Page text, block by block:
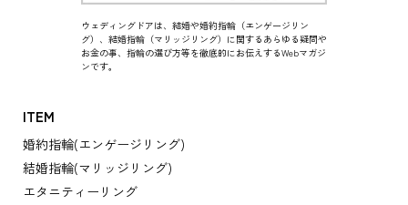
ウェディングドアは、結婚や婚約指輪（エンゲージリン
グ）、結婚指輪（マリッジリング）に関するあらゆる疑問や
お金の事、指輪の選び方等を徹底的にお伝えするWebマガジ
ンです。
ITEM
婚約指輪(エンゲージリング)
結婚指輪(マリッジリング)
エタニティーリング